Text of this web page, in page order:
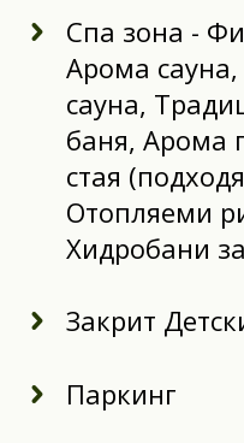
Спа зона -
Арома
сауна,
баня, Арома
стая
Отопляеми
Хидробани
Закрит
Паркинг